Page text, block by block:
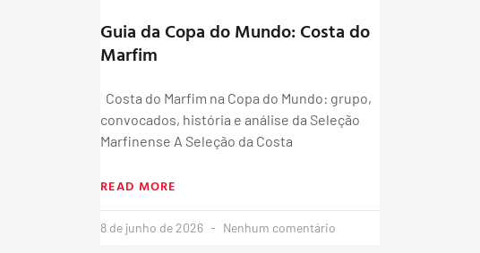
Guia da Copa do Mundo: Costa do
Marfim
Costa do Marfim na Copa do Mundo: grupo,
convocados, história e análise da Seleção
Marfinense A Seleção da Costa
READ MORE
8 de junho de 2026 Nenhum comentário